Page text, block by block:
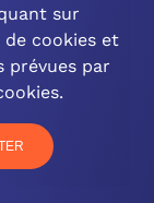
sur
de cookies et
prévues par